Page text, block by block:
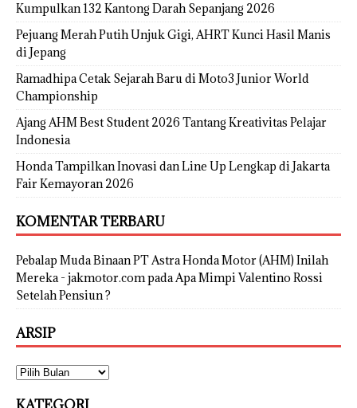
Kumpulkan 132 Kantong Darah Sepanjang 2026
Pejuang Merah Putih Unjuk Gigi, AHRT Kunci Hasil Manis
di Jepang
Ramadhipa Cetak Sejarah Baru di Moto3 Junior World
Championship
Ajang AHM Best Student 2026 Tantang Kreativitas Pelajar
Indonesia
Honda Tampilkan Inovasi dan Line Up Lengkap di Jakarta
Fair Kemayoran 2026
KOMENTAR TERBARU
Pebalap Muda Binaan PT Astra Honda Motor (AHM) Inilah
Mereka - jakmotor.compadaApa Mimpi Valentino Rossi
Setelah Pensiun ?
ARSIP